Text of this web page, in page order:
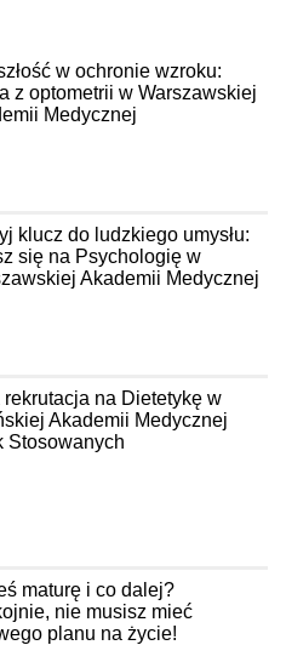
w ochronie wzroku:
z optometrii w Warszawskiej
Medycznej
klucz do ludzkiego umysłu:
się na Psychologię w
Akademii Medycznej
rekrutacja na Dietetykę w
Akademii Medycznej
Stosowanych
maturę i co dalej?
nie musisz mieć
planu na życie!